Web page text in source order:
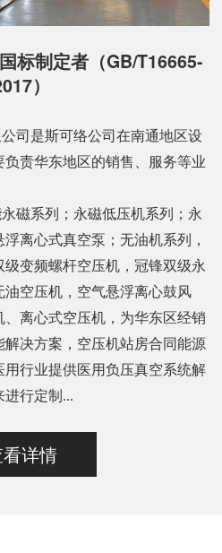
标制定者（GB/T16665-
）
是斯可络公司在南通地区设
责华东地区的销售、服务等业
系列；永磁低压机系列；永
离心式真空泵；无油机系列，
变频螺杆空压机，冠锋双级永
空压机，空气悬浮离心鼓风
离心式空压机，为华东区经销
决方案，空压机站房合同能源
行业提供医用负压真空系统解
进行定制...
详情